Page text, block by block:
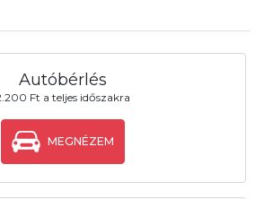
Autóbérlés
Ft a teljes időszakra
MEGNÉZEM